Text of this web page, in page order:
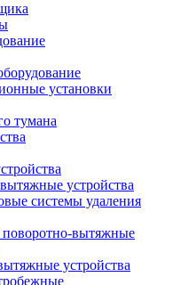
установки
тумана
устройства
системы удаления
вытяжные
устройства